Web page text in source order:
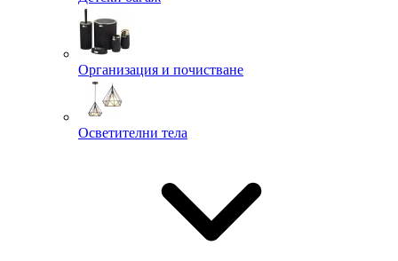
Организация и почистване
Осветителни тела